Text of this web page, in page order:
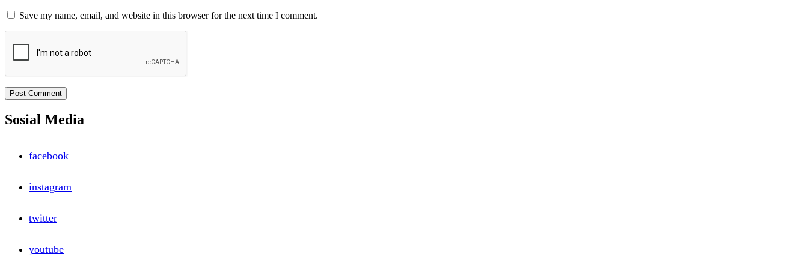
Save my name, email, and website in this browser for the next time I comment.
Sosial Media
facebook
instagram
twitter
youtube